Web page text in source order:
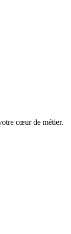
cœur de métier.